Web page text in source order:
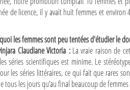
de licence, il y avait huit femmes et
les femmes sont peu tentées d'étudier le
Claudiane Victoria :La vraie raison de
séries scientifiques est minime. Le
les séries littéraires, ce qui fait que rares
tous les jours qu’au final beaucoup de